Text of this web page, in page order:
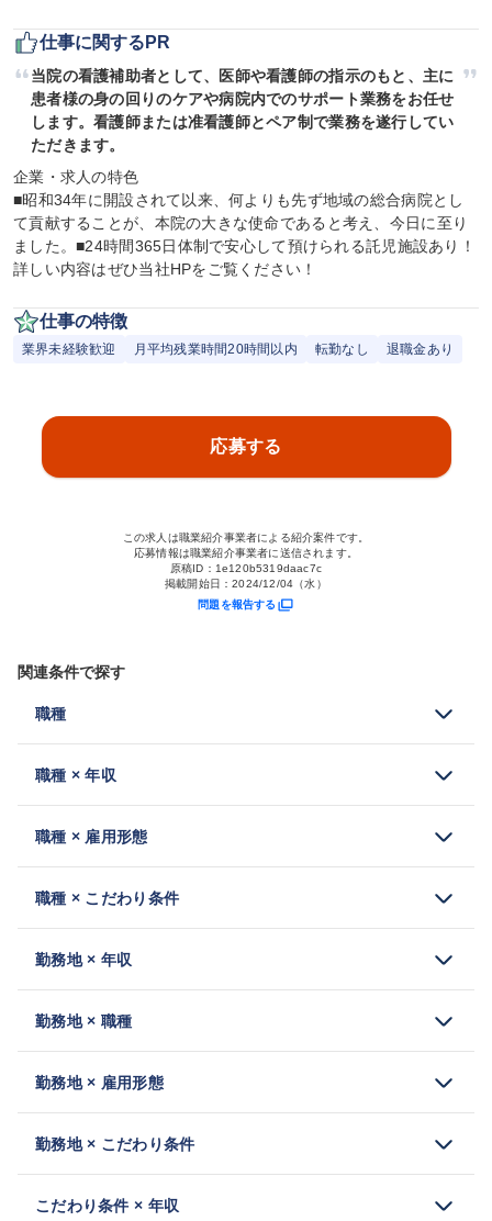
仕事に関するPR
当院の看護補助者として、医師や看護師の指示のもと、主に
患者様の身の回りのケアや病院内でのサポート業務をお任せ
します。看護師または准看護師とペア制で業務を遂行してい
ただきます。
企業・求人の特色
■昭和34年に開設されて以来、何よりも先ず地域の総合病院とし
て貢献することが、本院の大きな使命であると考え、今日に至り
ました。■24時間365日体制で安心して預けられる託児施設あり！
詳しい内容はぜひ当社HPをご覧ください！
仕事の特徴
業界未経験歓迎 月平均残業時間20時間以内 転勤なし 退職金あり
応募する
この求人は職業紹介事業者による紹介案件です。
応募情報は職業紹介事業者に送信されます。
原稿ID： 1e120b5319daac7c
掲載開始日：2024/12/04（水）
問題を報告する
関連条件で探す
職種
職種 × 年収
職種 × 雇用形態
職種 × こだわり条件
勤務地 × 年収
勤務地 × 職種
勤務地 × 雇用形態
勤務地 × こだわり条件
こだわり条件 × 年収